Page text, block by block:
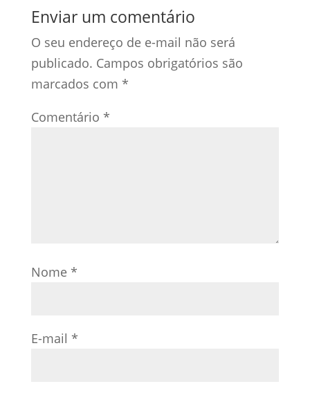
Enviar um comentário
O seu endereço de e-mail não será
publicado. Campos obrigatórios são
marcados com *
Comentário *
Nome *
E-mail *